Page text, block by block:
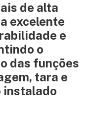
de alta
excelente
e
o
das funções
tara e
instalado